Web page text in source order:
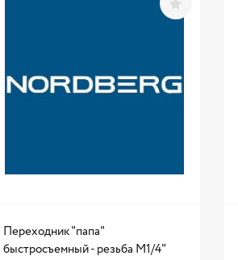
Переходник "папа"
быстросъемный - резьба M1/4"